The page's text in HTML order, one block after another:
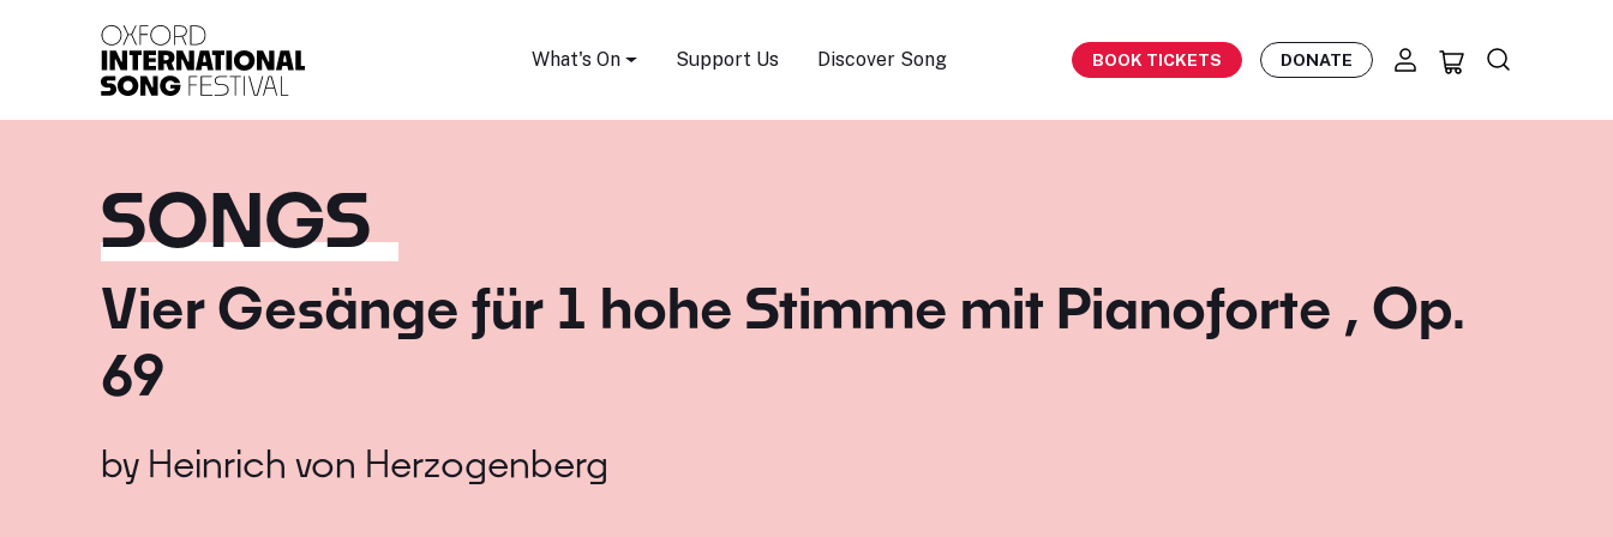
What's On Support Us Discover Song BOOK TICKETS DONATE
SONGS
Vier Gesänge für 1 hohe Stimme mit Pianoforte , Op.
69
by Heinrich von Herzogenberg